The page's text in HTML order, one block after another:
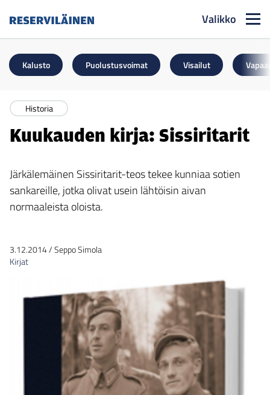
Valikko
Kalusto Puolustusvoimat Visailut
Historia
Kuukauden kirja: Sissiritarit
Järkälemäinen Sissiritarit-teos tekee kunniaa sotien
sankareille, jotka olivat usein lähtöisin aivan
normaaleista oloista.
3.12.2014/Seppo Simola
Kirjat